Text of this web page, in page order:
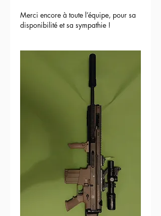
Merci encore à toute l’équipe, pour sa
disponibilité et sa sympathie !